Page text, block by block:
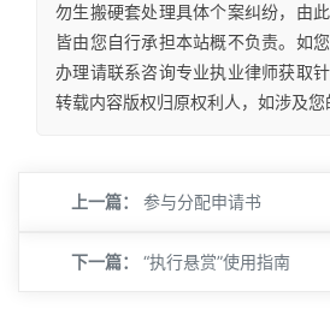
勿生搬硬套处理具体个案纠纷，由
皆由您自行承担本站概不负责。如
办理请联系咨询专业执业律师获取
转载内容版权归原权利人，如涉及您
上一篇： 参与分配申请书
下一篇： “执行悬赏”使用指南